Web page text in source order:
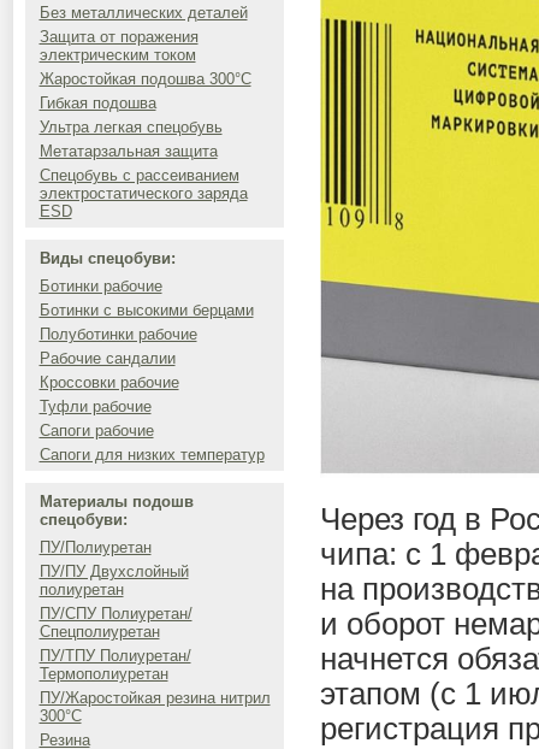
Без металлических деталей
Защита от поражения
электрическим током
Жаростойкая подошва 300°C
Гибкая подошва
Ультра легкая спецобувь
Метатарзальная защита
Спецобувь с рассеиванием
электростатического заряда
ESD
Виды спецобуви:
Ботинки рабочие
Ботинки с высокими берцами
Полуботинки рабочие
Рабочие сандалии
Кроссовки рабочие
Туфли рабочие
Сапоги рабочие
Сапоги для низких температур
Материалы подошв
спецобуви:
ПУ/Полиуретан
ПУ/ПУ Двухслойный
полиуретан
ПУ/СПУ Полиуретан/
Спецполиуретан
ПУ/ТПУ Полиуретан/
Термополиуретан
ПУ/Жаростойкая резина нитрил
300°C
Резина
Через год в
чипа: с 1
на
и оборот
начнется
этапом (с 1
регистрация